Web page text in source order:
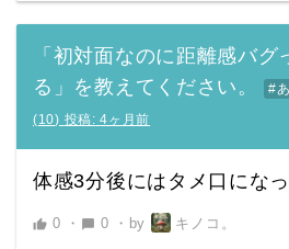
「初対面なのに距離感バグ
る」を教えてください。 #
(10) 投稿: 4ヶ月前
体感3分後にはタメ口にな
thumb_up 0 ・ chat_bubble 0 ・ by キノコ。